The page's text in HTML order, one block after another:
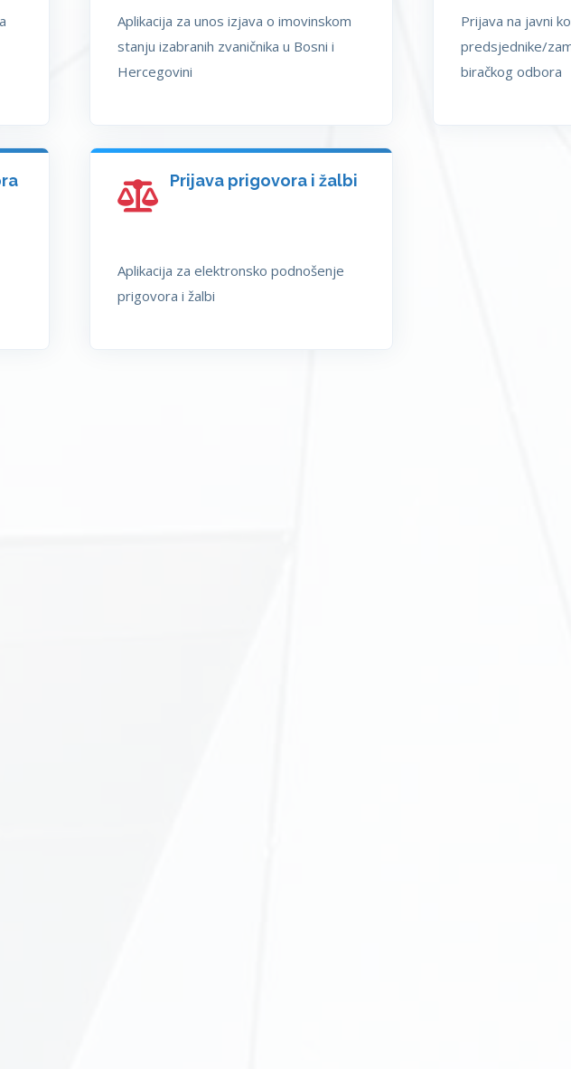
Aplikacija za unos izjava o imovinskom
stanju izabranih zvaničnika u Bosni i
Hercegovini
Prijava na javni
predsjednike/
biračkog odbora
Prijava prigovora i žalbi
Aplikacija za elektronsko podnošenje
prigovora i žalbi